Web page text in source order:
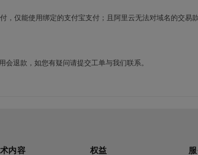
，仅能使用绑定的支付宝支付；且阿里云无法对域名的交易
退款，如您有疑问请提交工单与我们联系。